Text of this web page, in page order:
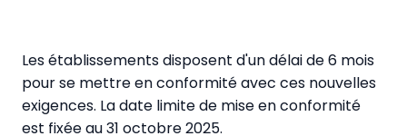
Les établissements disposent d'un délai de 6 mois
pour se mettre en conformité avec ces nouvelles
exigences. La date limite de mise en conformité
est fixée au 31 octobre 2025.